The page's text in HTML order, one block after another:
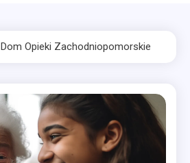
Dom Opieki Zachodniopomorskie